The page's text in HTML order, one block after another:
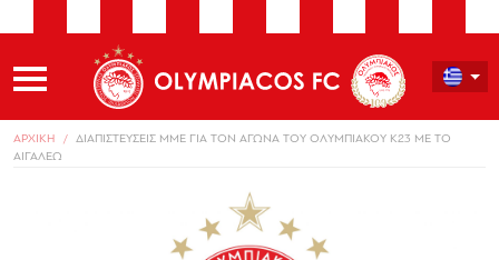
ΑΡΧΙΚΗ
ΔΙΑΠΙΣΤΕΥΣΕΙΣ ΜΜΕ ΓΙΑ ΤΟΝ ΑΓΩΝΑ ΤΟΥ ΟΛΥΜΠΙΑΚΟΥ Κ23 ΜΕ ΤΟ
ΑΙΓΑΛΕΩ